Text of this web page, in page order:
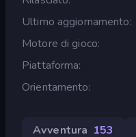
Ultimo aggiornamento
Motore di gioco
Piattaforma
Orientamento
Avventura 153